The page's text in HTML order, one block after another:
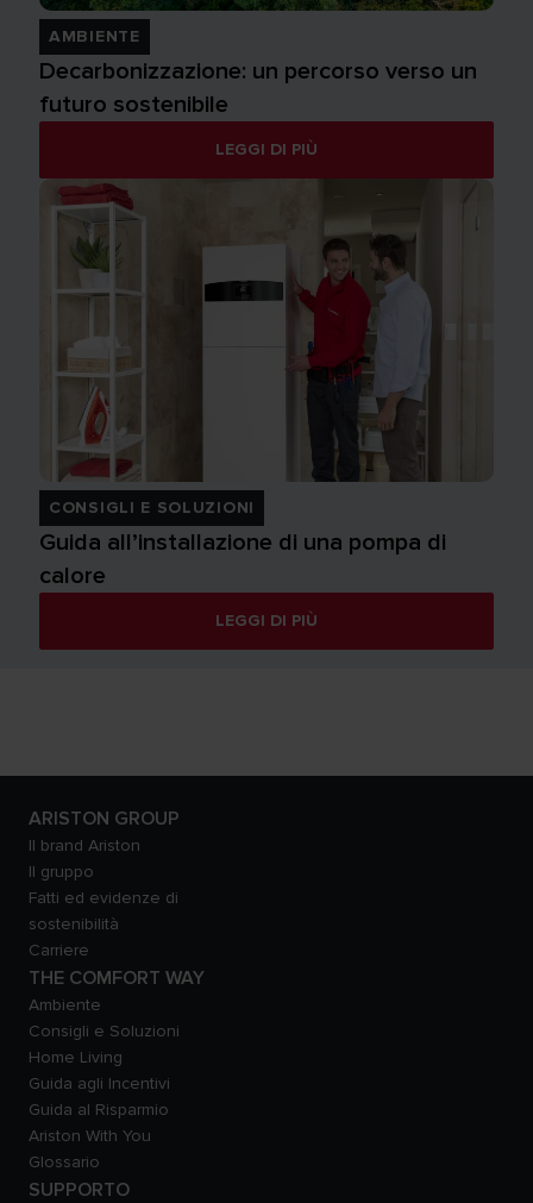
AMBIENTE
Decarbonizzazione: un percorso verso un
futuro sostenibile
LEGGI DI PIÙ
CONSIGLI E SOLUZIONI
Guida all’installazione di una pompa di
calore
LEGGI DI PIÙ
ARISTON GROUP
Il brand Ariston
Il gruppo
Fatti ed evidenze di
sostenibilità
Carriere
THE COMFORT WAY
Ambiente
Consigli e Soluzioni
Home Living
Guida agli Incentivi
Guida al Risparmio
Ariston With You
Glossario
SUPPORTO